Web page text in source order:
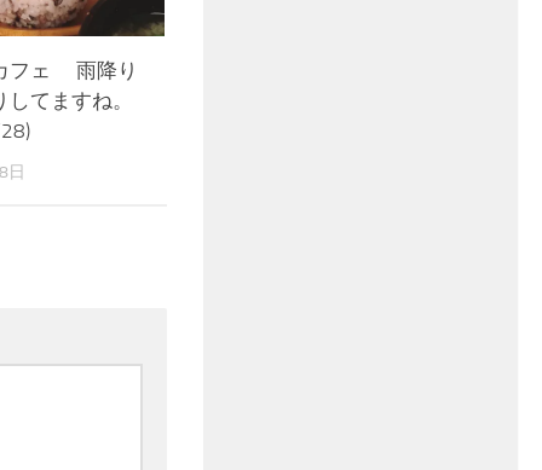
フェ 雨降り
てますね。
日